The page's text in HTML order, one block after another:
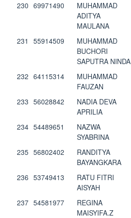
230 69971490
MUHAMMAD
ADITYA
MAULANA
231 55914509
MUHAMMAD
BUCHORI
SAPUTRA NINDA
232 64115314
MUHAMMAD
FAUZAN
233 56028842
NADIA DEVA
APRILIA
234 54489651
NAZWA
SYABRINA
235 56802402
RANDITYA
BAYANGKARA
236 53749413
RATU FITRI
AISYAH
237 54581977
REGINA
MAISYIFA.Z